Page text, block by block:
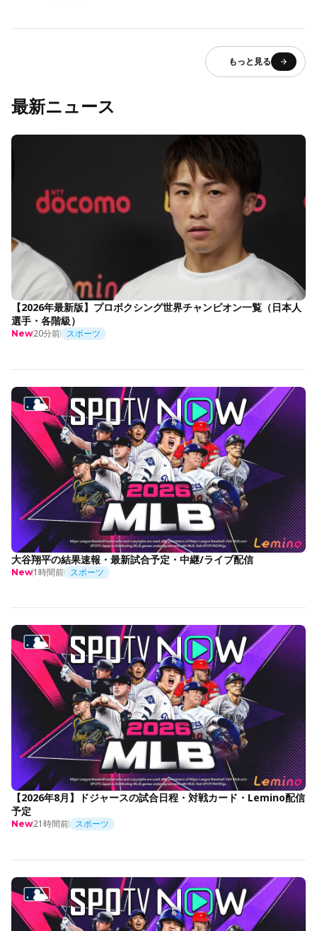
もっと見る
最新ニュース
【2026年最新版】プロボクシング世界チャンピオン一覧（日本人
選手・各階級）
New20分前 スポーツ
大谷翔平の結果速報・最新試合予定・中継/ライブ配信
New1時間前 スポーツ
【2026年8月】ドジャースの試合日程・対戦カード・Lemino配信
予定
New21時間前 スポーツ